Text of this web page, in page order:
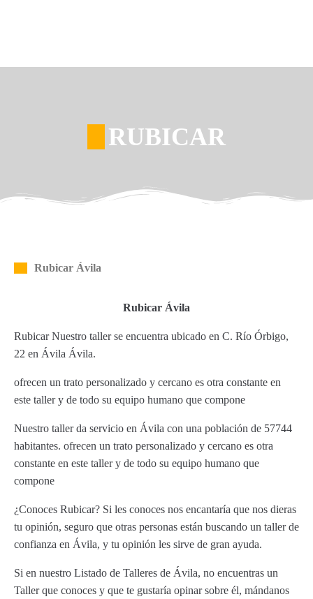
RUBICAR
Rubicar Ávila
Rubicar Ávila
Rubicar Nuestro taller se encuentra ubicado en C. Río Órbigo,
22 en Ávila Ávila.
ofrecen un trato personalizado y cercano es otra constante en
este taller y de todo su equipo humano que compone
Nuestro taller da servicio en Ávila con una población de 57744
habitantes. ofrecen un trato personalizado y cercano es otra
constante en este taller y de todo su equipo humano que
compone
¿Conoces Rubicar? Si les conoces nos encantaría que nos dieras
tu opinión, seguro que otras personas están buscando un taller de
confianza en Ávila, y tu opinión les sirve de gran ayuda.
Si en nuestro Listado de Talleres de Ávila, no encuentras un
Taller que conoces y que te gustaría opinar sobre él, mándanos